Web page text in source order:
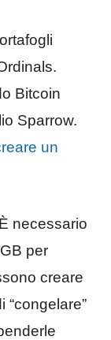
Bitcoin
Sparrow.
un
necessario
per
creare
“congelare”